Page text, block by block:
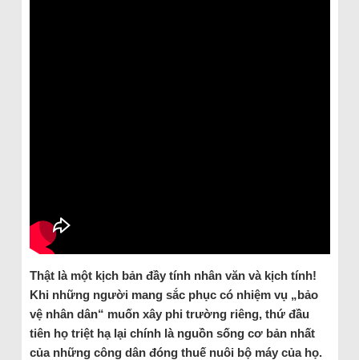
Thật là một kịch bản đầy tính nhân văn và kịch tính!
Khi những người mang sắc phục có nhiệm vụ „bảo
vệ nhân dân“ muốn xây phi trường riêng, thứ đầu
tiên họ triệt hạ lại chính là nguồn sống cơ bản nhất
của những công dân đóng thuế nuôi bộ máy của họ.